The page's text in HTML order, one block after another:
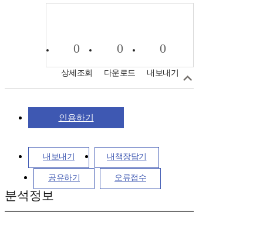
0
상세조회
0
다운로드
0
내보내기
인용하기
내보내기 내책장담기
공유하기 오류접수
분석정보